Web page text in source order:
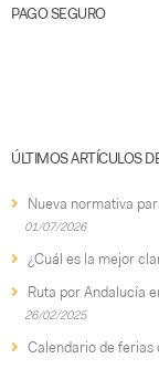
PAGO SEGURO
ÚLTIMOS ARTÍCULOS
Nueva normativa
01/07/2026
¿Cuál es la mejor
Ruta por Andalucía
26/02/2025
Calendario de ferias